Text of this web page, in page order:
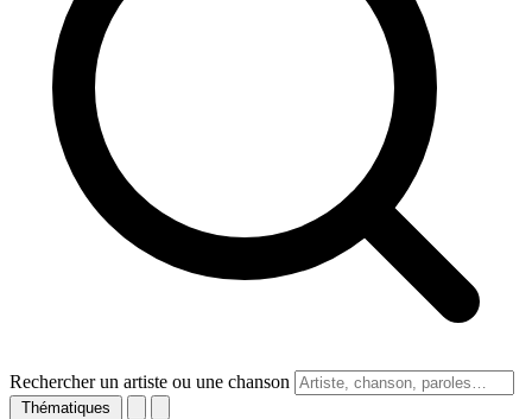
Rechercher un artiste ou une chanson
Thématiques